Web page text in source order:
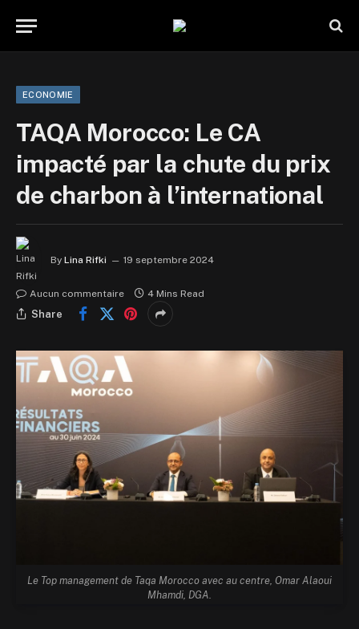
ECONOMIE
TAQA Morocco: Le CA
impacté par la chute du prix
de charbon à l’international
By Lina Rifki 19 septembre 2024
Aucun commentaire 4 Mins Read
Share
Le Top management de Taqa Morocco avec au centre, Omar Alaoui
Mhamdi, DGA.